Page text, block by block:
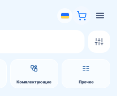
Комплектующие Прочее